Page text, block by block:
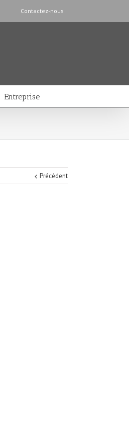
Contactez-nous
Entreprise
Précédent